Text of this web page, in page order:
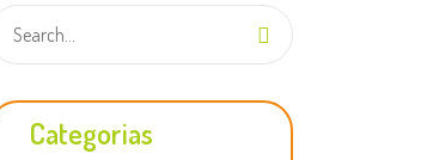
Categorias